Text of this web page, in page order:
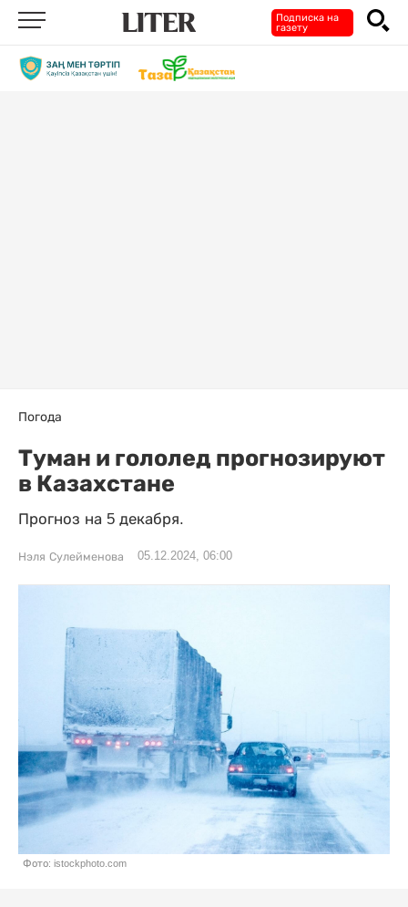
Подписка на
газету
Погода
Туман и гололед прогнозируют
в Казахстане
Прогноз на 5 декабря.
Нэля Сулейменова 05.12.2024, 06:00
Фото: istockphoto.com